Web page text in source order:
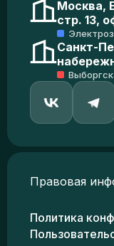
Москва,
стр. 13,
Санкт-
Правовая
Политика